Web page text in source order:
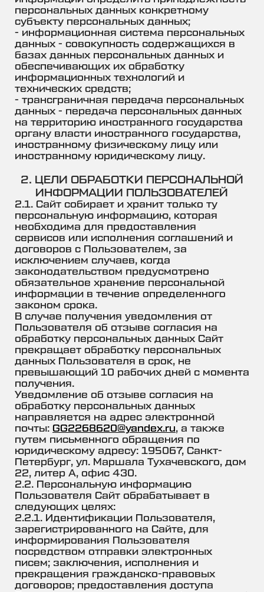
персональных данных конкретному
субъекту персональных данных;
- информационная система персональных
данных - совокупность содержащихся в
базах данных персональных данных и
обеспечивающих их обработку
информационных технологий и
технических средств;
- трансграничная передача персональных
данных - передача персональных данных
на территорию иностранного государства
органу власти иностранного государства,
иностранному физическому лицу или
иностранному юридическому лицу.
2. ЦЕЛИ ОБРАБОТКИ ПЕРСОНАЛЬНОЙ
ИНФОРМАЦИИ ПОЛЬЗОВАТЕЛЕЙ
2.1. Сайт собирает и хранит только ту
персональную информацию, которая
необходима для предоставления
сервисов или исполнения соглашений и
договоров с Пользователем, за
исключением случаев, когда
законодательством предусмотрено
обязательное хранение персональной
информации в течение определенного
законом срока.
В случае получения уведомления от
Пользователя об отзыве согласия на
обработку персональных данных Сайт
прекращает обработку персональных
данных Пользователя в срок, не
превышающий 10 рабочих дней с момента
получения.
Уведомление об отзыве согласия на
обработку персональных данных
направляется на адрес электронной
почты: GG2268620@yandex.ru, а также
путем письменного обращения по
юридическому адресу: 195067, Санкт-
Петербург, ул. Маршала Тухачевского, дом
22, литер А, офис 430.
2.2. Персональную информацию
Пользователя Сайт обрабатывает в
следующих целях:
2.2.1. Идентификации Пользователя,
зарегистрированного на Сайте, для
информирования Пользователя
посредством отправки электронных
писем; заключения, исполнения и
прекращения гражданско-правовых
договоров; предоставления доступа